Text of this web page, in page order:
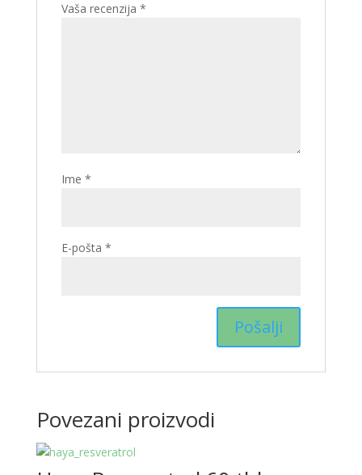
Vaša recenzija *
Ime *
E-pošta *
Povezani proizvodi